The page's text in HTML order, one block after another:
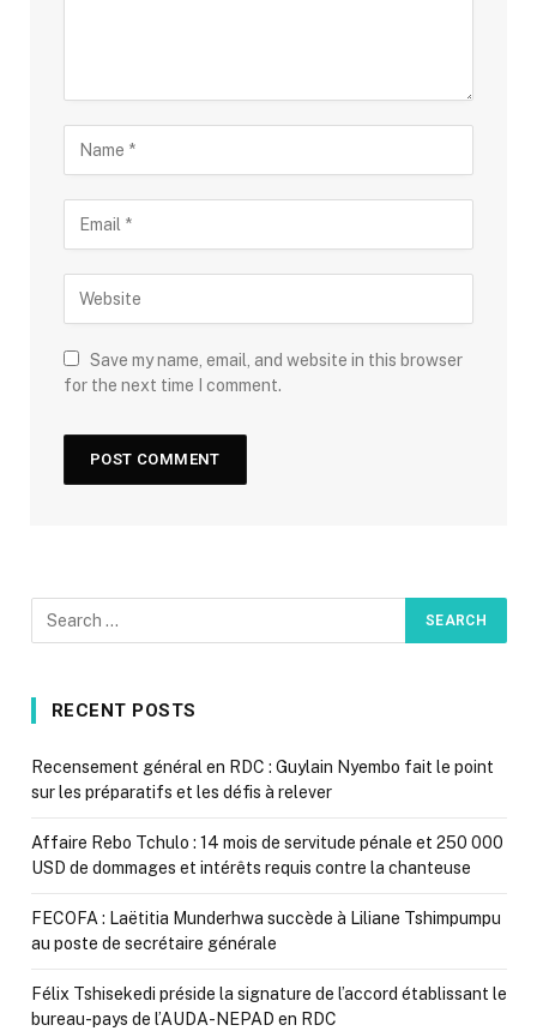
Save my name, email, and website in this browser
for the next time I comment.
RECENT POSTS
Recensement général en RDC : Guylain Nyembo fait le point
sur les préparatifs et les défis à relever
Affaire Rebo Tchulo : 14 mois de servitude pénale et 250 000
USD de dommages et intérêts requis contre la chanteuse
FECOFA : Laëtitia Munderhwa succède à Liliane Tshimpumpu
au poste de secrétaire générale
Félix Tshisekedi préside la signature de l’accord établissant le
bureau-pays de l’AUDA-NEPAD en RDC